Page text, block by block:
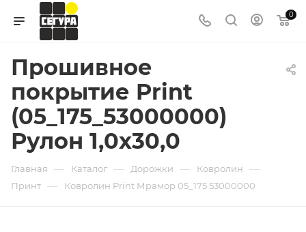
0
Прошивное
покрытие Print
(05_175_53000000)
Рулон 1,0х30,0
Главная — Каталог — Дорожки — Ковролин —
Принт — Ковролин Print Мрамор 05_175 53000000